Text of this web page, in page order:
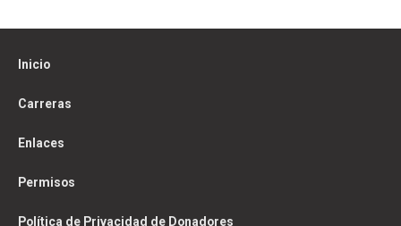
Inicio
Carreras
Enlaces
Permisos
Política de Privacidad de Donadores